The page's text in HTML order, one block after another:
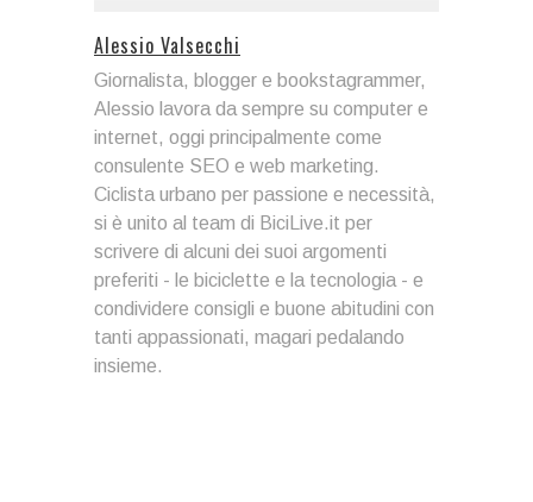
Alessio Valsecchi
Giornalista, blogger e bookstagrammer,
Alessio lavora da sempre su computer e
internet, oggi principalmente come
consulente SEO e web marketing.
Ciclista urbano per passione e necessità,
si è unito al team di BiciLive.it per
scrivere di alcuni dei suoi argomenti
preferiti - le biciclette e la tecnologia - e
condividere consigli e buone abitudini con
tanti appassionati, magari pedalando
insieme.